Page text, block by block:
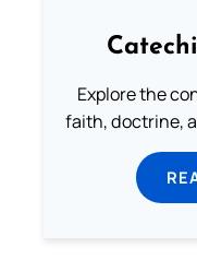
Explore the
faith, doctrine,